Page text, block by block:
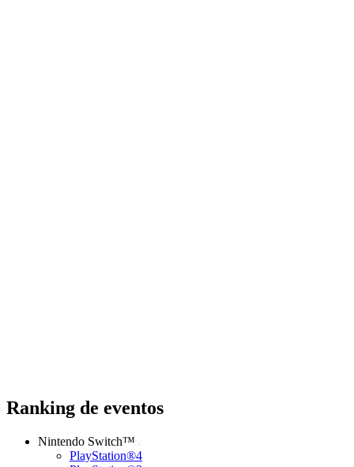
Ranking de eventos
Nintendo Switch™
PlayStation®4